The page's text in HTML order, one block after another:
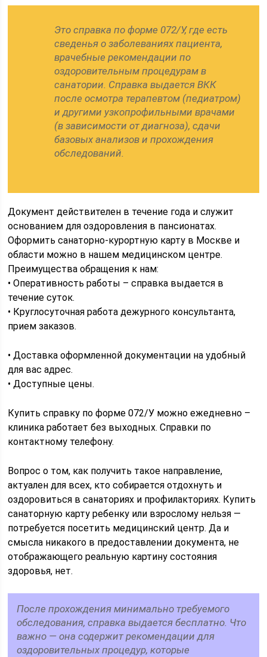
Это справка по форме 072/У, где есть
сведенья о заболеваниях пациента,
врачебные рекомендации по
оздоровительным процедурам в
санатории. Справка выдается ВКК
после осмотра терапевтом (педиатром)
и другими узкопрофильными врачами
(в зависимости от диагноза), сдачи
базовых анализов и прохождения
обследований.
Документ действителен в течение года и служит
основанием для оздоровления в пансионатах.
Оформить санаторно-курортную карту в Москве и
области можно в нашем медицинском центре.
Преимущества обращения к нам:
• Оперативность работы – справка выдается в
течение суток.
• Круглосуточная работа дежурного консультанта,
прием заказов.
• Доставка оформленной документации на удобный
для вас адрес.
• Доступные цены.
Купить справку по форме 072/У можно ежедневно –
клиника работает без выходных. Справки по
контактному телефону.
Вопрос о том, как получить такое направление,
актуален для всех, кто собирается отдохнуть и
оздоровиться в санаториях и профилакториях. Купить
санаторную карту ребенку или взрослому нельзя —
потребуется посетить медицинский центр. Да и
смысла никакого в предоставлении документа, не
отображающего реальную картину состояния
здоровья, нет.
После прохождения минимально требуемого
обследования, справка выдается бесплатно. Что
важно — она содержит рекомендации для
оздоровительных процедур, которые